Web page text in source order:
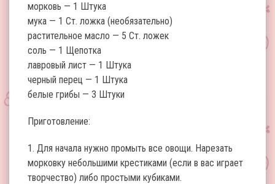
морковь — 1 Штука
мука — 1 Ст. ложка (необязательно)
растительное масло — 5 Ст. ложек
соль — 1 Щепотка
лавровый лист — 1 Штука
черный перец — 1 Штука
белые грибы — 3 Штуки
Приготовление:
1. Для начала нужно промыть все овощи. Нарезать
морковку небольшими крестиками (если в вас играет
творчество) либо простыми кубиками.